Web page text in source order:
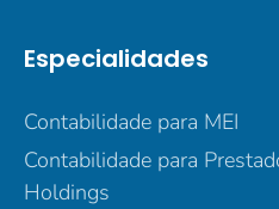
Especialidades
Contabilidade para MEI
Contabilidade para
Holdings